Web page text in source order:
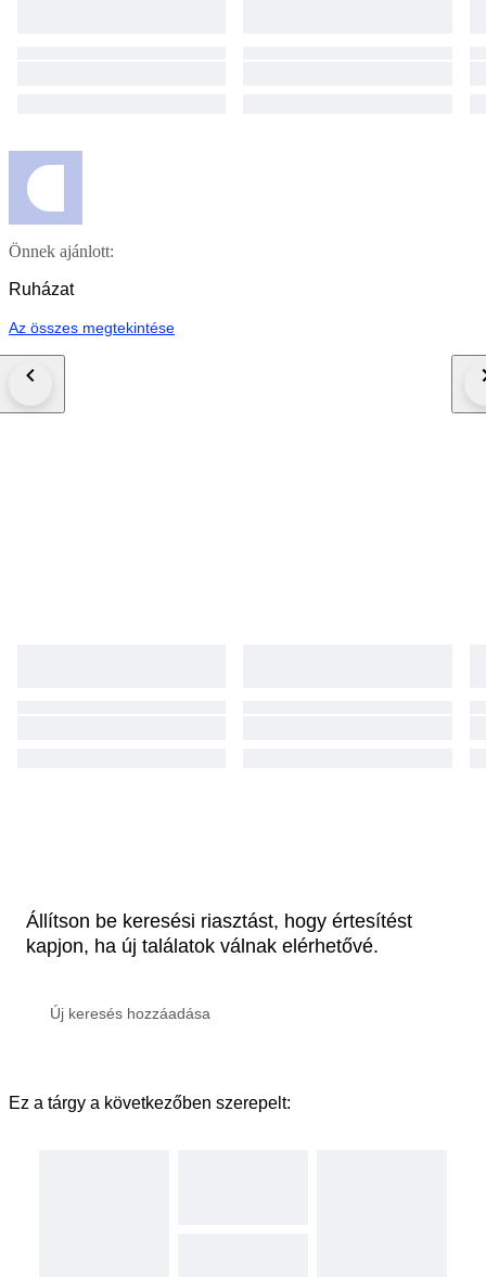
Önnek ajánlott:
Ruházat
Az összes megtekintése
Állítson be keresési riasztást, hogy értesítést
kapjon, ha új találatok válnak elérhetővé.
Ez a tárgy a következőben szerepelt: